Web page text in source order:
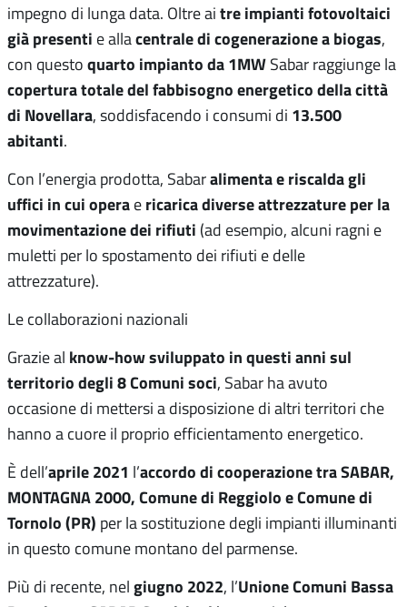
impegno di lunga data. Oltre ai tre impianti fotovoltaici
già presenti e allacentrale di cogenerazione a biogas,
con questo quarto impianto da 1MW Sabar raggiunge la
copertura totale del fabbisogno energetico della città
di Novellara, soddisfacendo i consumi di 13.500
abitanti.
Con l’energia prodotta, Sabaralimenta e riscalda gli
uffici in cui opera e ricarica diverse attrezzature per la
movimentazione dei rifiuti (ad esempio, alcuni ragni e
muletti per lo spostamento dei rifiuti e delle
attrezzature).
Le collaborazioni nazionali
Grazie al know-how sviluppato in questi anni sul
territorio degli 8 Comuni soci, Sabar ha avuto
occasione di mettersi a disposizione di altri territori che
hanno a cuore il proprio efficientamento energetico.
È dell’aprile 2021 l’accordo di cooperazione tra SABAR,
MONTAGNA 2000, Comune di Reggiolo e Comune di
Tornolo (PR) per la sostituzione degli impianti illuminanti
in questo comune montano del parmense.
Più di recente, nel giugno 2022, l’Unione Comuni Bassa